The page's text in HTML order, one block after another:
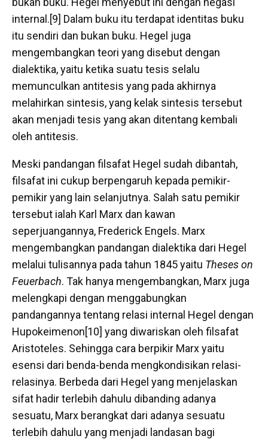
internal.[9] Dalam buku itu terdapat identitas buku
itu sendiri dan bukan buku. Hegel juga
mengembangkan teori yang disebut dengan
dialektika, yaitu ketika suatu tesis selalu
memunculkan antitesis yang pada akhirnya
melahirkan sintesis, yang kelak sintesis tersebut
akan menjadi tesis yang akan ditentang kembali
oleh antitesis.
Meski pandangan filsafat Hegel sudah dibantah,
filsafat ini cukup berpengaruh kepada pemikir-
pemikir yang lain selanjutnya. Salah satu pemikir
tersebut ialah Karl Marx dan kawan
seperjuangannya, Frederick Engels. Marx
mengembangkan pandangan dialektika dari Hegel
melalui tulisannya pada tahun 1845 yaitu Theses on
Feuerbach. Tak hanya mengembangkan, Marx juga
melengkapi dengan menggabungkan
pandangannya tentang relasi internal Hegel dengan
Hupokeimenon[10] yang diwariskan oleh filsafat
Aristoteles. Sehingga cara berpikir Marx yaitu
esensi dari benda-benda mengkondisikan relasi-
relasinya. Berbeda dari Hegel yang menjelaskan
sifat hadir terlebih dahulu dibanding adanya
sesuatu, Marx berangkat dari adanya sesuatu
terlebih dahulu yang menjadi landasan bagi